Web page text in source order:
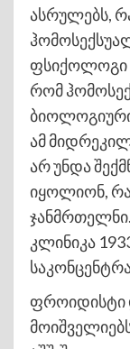
ასრულებს,
ფსიქოლოგი
რომ
ამ
არ უნდა
იყოლიონ,
კლინიკა